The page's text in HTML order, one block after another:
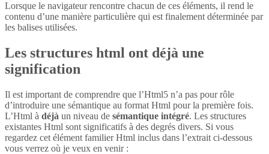
Lorsque le navigateur rencontre chacun de ces éléments, il rend le
contenu d’une manière particulière qui est finalement déterminée par
les balises utilisées.
Les structures html ont déjà une
signification
Il est important de comprendre que l’Html5 n’a pas pour rôle
d’introduire une sémantique au format Html pour la première fois.
L’Html à déjà un niveau de sémantique intégré. Les structures
existantes Html sont significatifs à des degrés divers. Si vous
regardez cet élément familier Html inclus dans l’extrait ci-dessous
vous verrez où je veux en venir :